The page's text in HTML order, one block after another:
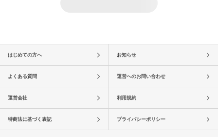
はじめての方へ お知らせ
よくある質問 運営へのお問い合わせ
運営会社 利用規約
特商法に基づく表記 プライバシーポリシー